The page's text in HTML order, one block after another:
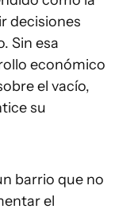
decisiones
Sin esa
económico
el vacío,
su
barrio que no
el